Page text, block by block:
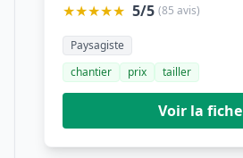
★★★★★ 5/5 (85 avis)
Paysagiste
chantier
prix tailler
Voir la fiche